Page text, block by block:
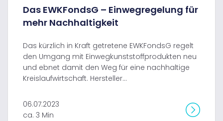
Das EWKFondsG – Einwegregelung für
mehr Nachhaltigkeit
Das kürzlich in Kraft getretene EWKFondsG regelt
den Umgang mit Einwegkunststoffprodukten neu
und ebnet damit den Weg für eine nachhaltige
Kreislaufwirtschaft. Hersteller...
06.07.2023
ca. 3 Min